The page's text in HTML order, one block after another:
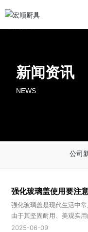
新闻资讯
NEWS
公司
强化玻璃盖使用要注
强化玻璃盖是现代生活中常
由于其坚固耐用、美观实用
广泛应用于家居、办公等场
2025-06-09